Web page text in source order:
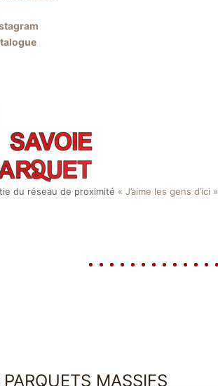
du réseau de proximité « J’aime les gens d’ici »
MASSIFS